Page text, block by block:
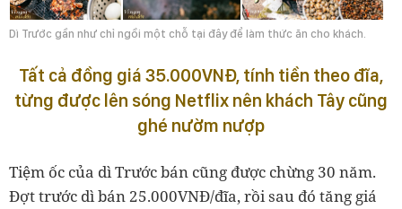
Dì Trước gần như chỉ ngồi một chỗ tại đây để làm thức ăn cho khách.
Tất cả đồng giá 35.000VNĐ, tính tiền theo đĩa,
từng được lên sóng Netflix nên khách Tây cũng
ghé nườm nượp
Tiệm ốc của dì Trước bán cũng được chừng 30 năm.
Đợt trước dì bán 25.000VNĐ/đĩa, rồi sau đó tăng giá